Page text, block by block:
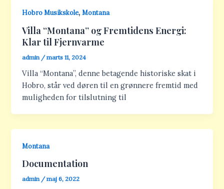
Hobro Musikskole,Montana
Villa “Montana” og Fremtidens Energi:
Klar til Fjernvarme
admin /marts 11, 2024
Villa “Montana”, denne betagende historiske skat i
Hobro, står ved døren til en grønnere fremtid med
muligheden for tilslutning til
Montana
Documentation
admin /maj 6, 2022